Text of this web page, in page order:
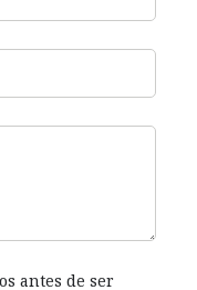
antes de ser